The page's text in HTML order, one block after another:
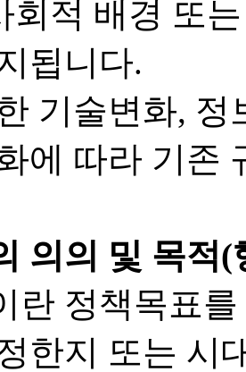
회적 배경 또
됩니다.
기술변화,
에 따라 기존
의의 및 목적
란 정책목표
한지 또는 시